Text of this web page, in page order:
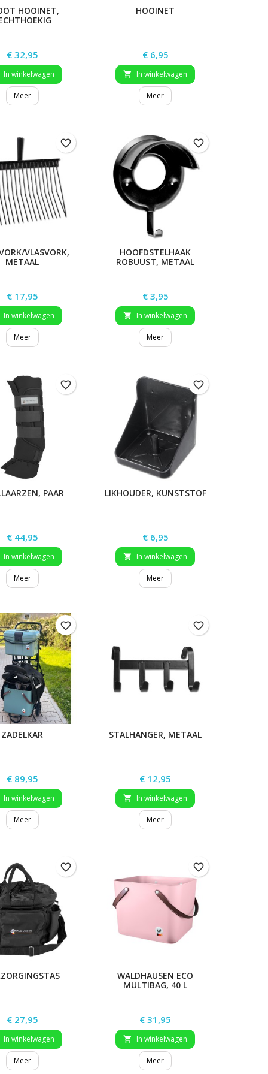
HOOINET,
Prijs
€ 32,95
In winkelwagen
Meer
HOOINET
Prijs
€ 6,95
 In winkelwagen
Meer
VLASVORK,
METAAL
Prijs
€ 17,95
In winkelwagen
Meer
favorite_border
HOOFDSTELHAAK
ROBUUST, METAAL
Prijs
€ 3,95
 In winkelwagen
Meer
favorite_border
PAAR
Prijs
€ 44,95
In winkelwagen
Meer
favorite_border
LIKHOUDER, KUNSTSTOF
Prijs
€ 6,95
 In winkelwagen
Meer
favorite_border
ZADELKAR
Prijs
€ 89,95
In winkelwagen
Meer
favorite_border
STALHANGER, METAAL
Prijs
€ 12,95
 In winkelwagen
Meer
favorite_border
Prijs
€ 27,95
In winkelwagen
Meer
favorite_border
WALDHAUSEN ECO
MULTIBAG, 40 L
Prijs
€ 31,95
 In winkelwagen
Meer
favorite_border